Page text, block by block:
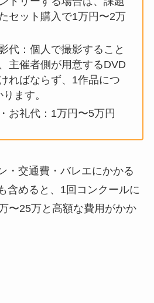
セット購入で1万円〜2万
代：個人で撮影すること
主催者側が用意するDVD
ればならず、1作品につ
ます。
お礼代：1万円〜5万円
・交通費・バレエにかかる
含めると、1回コンクールに
〜25万と高額な費用がかか